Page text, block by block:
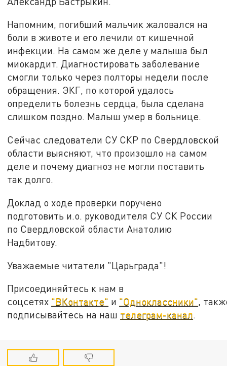
Напомним, погибший мальчик жаловался на
боли в животе и его лечили от кишечной
инфекции. На самом же деле у малыша был
миокардит. Диагностировать заболевание
смогли только через полторы недели после
обращения. ЭКГ, по которой удалось
определить болезнь сердца, была сделана
слишком поздно. Малыш умер в больнице.
Сейчас следователи СУ СКР по Свердловской
области выясняют, что произошло на самом
деле и почему диагноз не могли поставить
так долго.
Доклад о ходе проверки поручено
подготовить и.о. руководителя СУ СК России
по Свердловской области Анатолию
Надбитову.
Уважаемые читатели "Царьграда"!
Присоединяйтесь к нам в
соцсетях "ВКонтакте" и "Одноклассники",
подписывайтесь на наш телеграм-канал.